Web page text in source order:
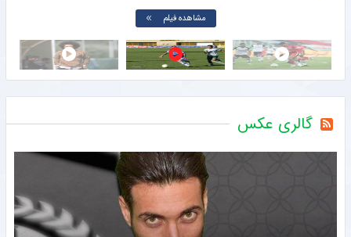
مشاهده فیلم
گالری عکس